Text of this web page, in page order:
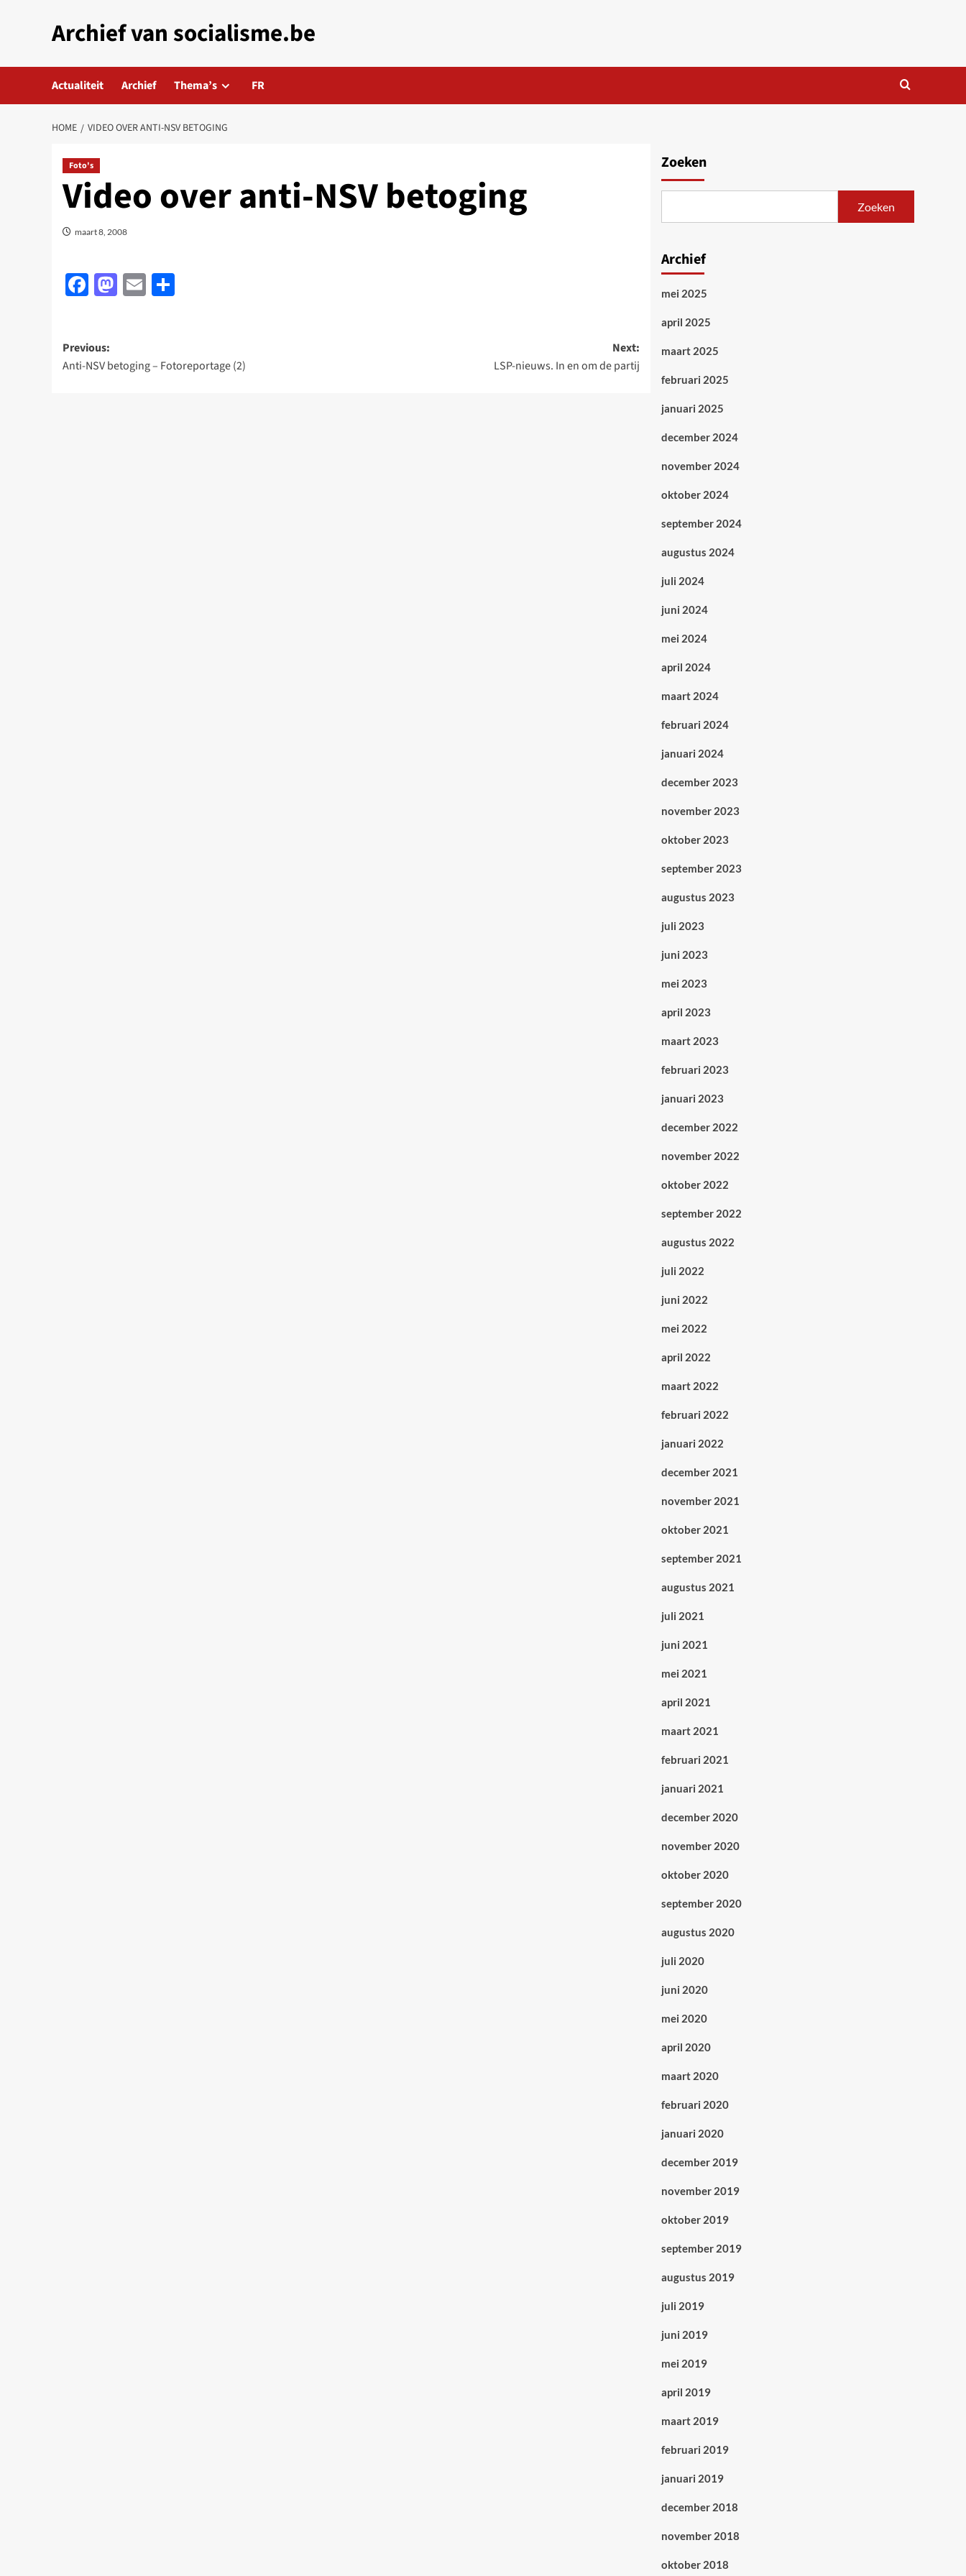
Archief van socialisme.be
Actualiteit Archief Thema’s FR
HOME VIDEO OVER ANTI-NSV BETOGING
Foto's
Video over anti-NSV betoging
maart 8, 2008
Facebook
Mastodon
Email
Post
navigation
Previous:
Anti-NSV betoging – Fotoreportage (2)
Next:
LSP-nieuws. In en om de partij
Zoeken
Zoeken
Archief
mei 2025
april 2025
maart 2025
februari 2025
januari 2025
december 2024
november 2024
oktober 2024
september 2024
augustus 2024
juli 2024
juni 2024
mei 2024
april 2024
maart 2024
februari 2024
januari 2024
december 2023
november 2023
oktober 2023
september 2023
augustus 2023
juli 2023
juni 2023
mei 2023
april 2023
maart 2023
februari 2023
januari 2023
december 2022
november 2022
oktober 2022
september 2022
augustus 2022
juli 2022
juni 2022
mei 2022
april 2022
maart 2022
februari 2022
januari 2022
december 2021
november 2021
oktober 2021
september 2021
augustus 2021
juli 2021
juni 2021
mei 2021
april 2021
maart 2021
februari 2021
januari 2021
december 2020
november 2020
oktober 2020
september 2020
augustus 2020
juli 2020
juni 2020
mei 2020
april 2020
maart 2020
februari 2020
januari 2020
december 2019
november 2019
oktober 2019
september 2019
augustus 2019
juli 2019
juni 2019
mei 2019
april 2019
maart 2019
februari 2019
januari 2019
december 2018
november 2018
oktober 2018